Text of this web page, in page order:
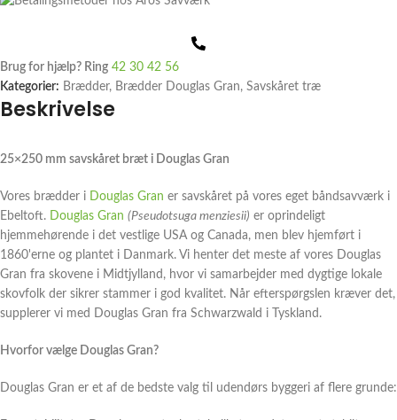
Brug for hjælp? Ring 42 30 42 56
Kategorier: Brædder, Brædder Douglas Gran, Savskåret træ
Beskrivelse
25×250 mm savskåret bræt i Douglas Gran
Vores brædder i Douglas Gran er savskåret på vores eget båndsavværk i
Ebeltoft.
Douglas Gran (Pseudotsuga menziesii) er oprindeligt
hjemmehørende i det vestlige USA og Canada, men blev hjemført i
1860'erne og plantet i Danmark. Vi henter det meste af vores Douglas
Gran fra skovene i Midtjylland, hvor vi samarbejder med dygtige lokale
skovfolk der sikrer stammer i god kvalitet. Når efterspørgslen kræver det,
supplerer vi med Douglas Gran fra Schwarzwald i Tyskland.
Hvorfor vælge Douglas Gran?
Douglas Gran er et af de bedste valg til udendørs byggeri af flere grunde: